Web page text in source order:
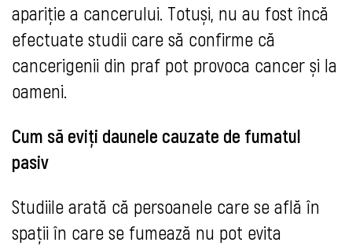
apariție a cancerului. Totuși, nu au fost încă
efectuate studii care să confirme că
cancerigenii din praf pot provoca cancer și la
oameni.
Cum să eviți daunele cauzate de fumatul
pasiv
Studiile arată că persoanele care se află în
spații în care se fumează nu pot evita